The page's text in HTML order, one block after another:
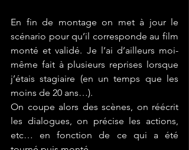
En fin de montage on met à jour le
scénario pour qu’il corresponde au film
monté et validé. Je l’ai d’ailleurs moi-
même fait à plusieurs reprises lorsque
j’étais stagiaire (en un temps que les
moins de 20 ans…).
On coupe alors des scènes, on réécrit
les dialogues, on précise les actions,
etc… en fonction de ce qui a été